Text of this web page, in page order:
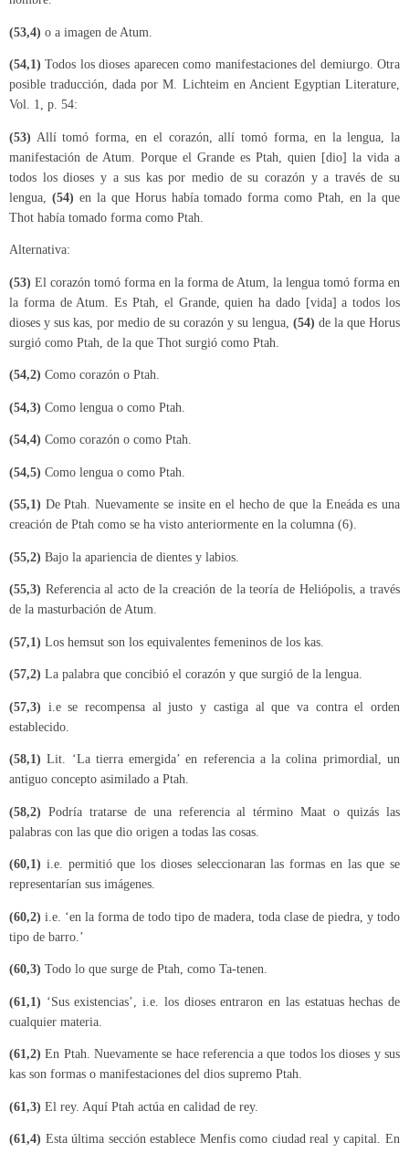
(53,4) o a imagen de Atum.
(54,1)Todos los dioses aparecen como manifestaciones del demiurgo. Otra
posible traducción, dada por M. Lichteim en Ancient Egyptian Literature,
Vol. 1, p. 54:
(53) Allí tomó forma, en el corazón, allí tomó forma, en la lengua, la
manifestación de Atum. Porque el Grande es Ptah, quien [dio] la vida a
todos los dioses y a sus kas por medio de su corazón y a través de su
lengua, (54) en la que Horus había tomado forma como Ptah, en la que
Thot había tomado forma como Ptah.
Alternativa:
(53) El corazón tomó forma en la forma de Atum, la lengua tomó forma en
la forma de Atum. Es Ptah, el Grande, quien ha dado [vida] a todos los
dioses y sus kas, por medio de su corazón y su lengua, (54) de la que Horus
surgió como Ptah, de la que Thot surgió como Ptah.
(54,2) Como corazón o Ptah.
(54,3) Como lengua o como Ptah.
(54,4) Como corazón o como Ptah.
(54,5) Como lengua o como Ptah.
(55,1) De Ptah. Nuevamente se insite en el hecho de que la Eneáda es una
creación de Ptah como se ha visto anteriormente en la columna (6).
(55,2) Bajo la apariencia de dientes y labios.
(55,3) Referencia al acto de la creación de la teoría de Heliópolis, a través
de la masturbación de Atum.
(57,1) Los hemsut son los equivalentes femeninos de los kas.
(57,2) La palabra que concibió el corazón y que surgió de la lengua.
(57,3) i.e se recompensa al justo y castiga al que va contra el orden
establecido.
(58,1) Lit. ‘La tierra emergida’ en referencia a la colina primordial, un
antiguo concepto asimilado a Ptah.
(58,2) Podría tratarse de una referencia al término Maat o quizás las
palabras con las que dio origen a todas las cosas.
(60,1) i.e. permitió que los dioses seleccionaran las formas en las que se
representarían sus imágenes.
(60,2) i.e. ‘en la forma de todo tipo de madera, toda clase de piedra, y todo
tipo de barro.’
(60,3) Todo lo que surge de Ptah, como Ta-tenen.
(61,1) ‘Sus existencias’, i.e. los dioses entraron en las estatuas hechas de
cualquier materia.
(61,2) En Ptah. Nuevamente se hace referencia a que todos los dioses y sus
kas son formas o manifestaciones del dios supremo Ptah.
(61,3) El rey. Aquí Ptah actúa en calidad de rey.
(61,4) Esta última sección establece Menfis como ciudad real y capital. En